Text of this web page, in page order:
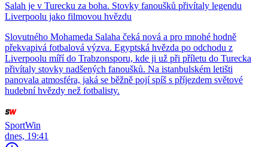
Salah je v Turecku za boha. Stovky fanoušků přivítaly legendu
Liverpoolu jako filmovou hvězdu
Slovutného Mohameda Salaha čeká nová a pro mnohé hodně
překvapivá fotbalová výzva. Egyptská hvězda po odchodu z
Liverpoolu míří do Trabzonsporu, kde ji už při příletu do Turecka
přivítaly stovky nadšených fanoušků. Na istanbulském letišti
panovala atmosféra, jaká se běžně pojí spíš s příjezdem světové
hudební hvězdy než fotbalisty.
SportWin
dnes, 19:41